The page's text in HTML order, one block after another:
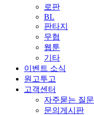
로판
BL
판타지
무협
웹툰
기타
이벤트 소식
원고투고
고객센터
자주묻는 질문
문의게시판